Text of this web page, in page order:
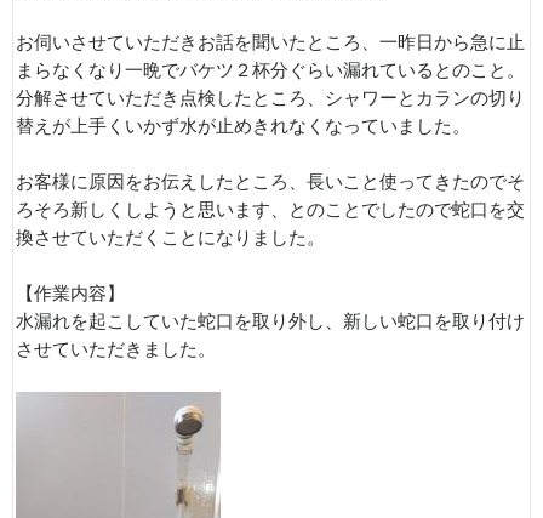
お伺いさせていただきお話を聞いたところ、一昨日から急に止
まらなくなり一晩でバケツ２杯分ぐらい漏れているとのこと。
分解させていただき点検したところ、シャワーとカランの切り
替えが上手くいかず水が止めきれなくなっていました。
お客様に原因をお伝えしたところ、長いこと使ってきたのでそ
ろそろ新しくしようと思います、とのことでしたので蛇口を交
換させていただくことになりました。
【作業内容】
水漏れを起こしていた蛇口を取り外し、新しい蛇口を取り付け
させていただきました。